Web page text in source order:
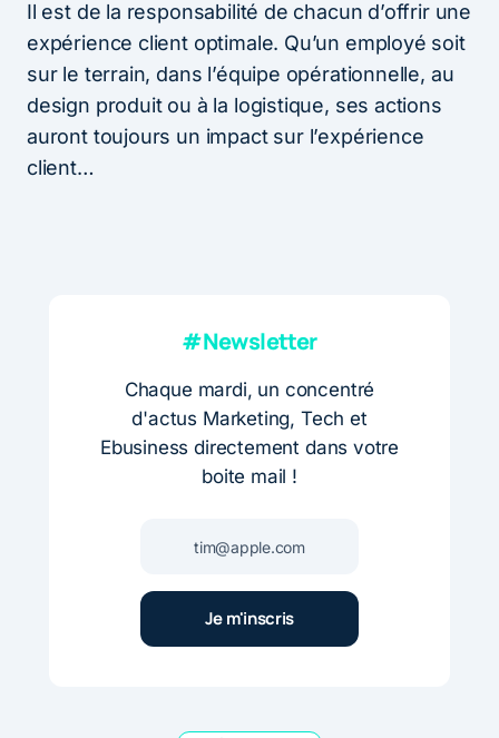
Il est de la responsabilité de chacun d’offrir une
expérience client optimale. Qu’un employé soit
sur le terrain, dans l’équipe opérationnelle, au
design produit ou à la logistique, ses actions
auront toujours un impact sur l’expérience
client…
#Newsletter
Chaque mardi, un concentré
d'actus Marketing, Tech et
Ebusiness directement dans votre
boite mail !